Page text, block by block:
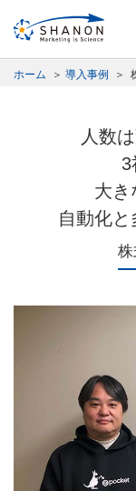
ホーム ＞ 導入事例 ＞
人数
3
大き
自動化
株